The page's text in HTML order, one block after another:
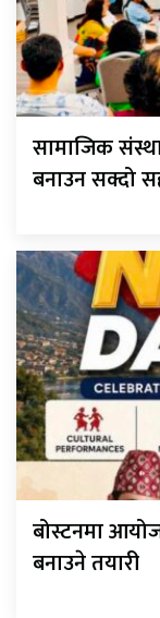
सामाजिक
बनाउन सक्दो
बोस्टनमा
बनाउने तयारी